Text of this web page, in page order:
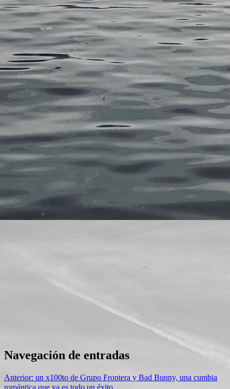
Navegación de entradas
Anterior: un x100to de Grupo Frontera y Bad Bunny, una cumbia
romántica que ya es todo un éxito